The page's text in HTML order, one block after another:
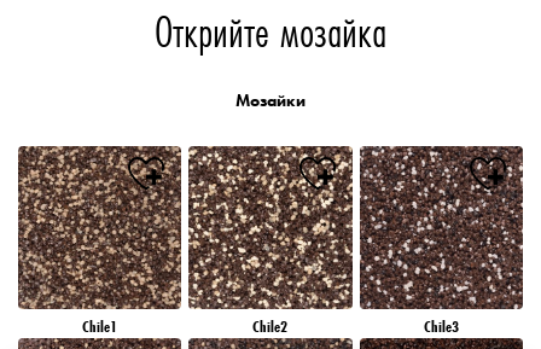
Открийте мозайка
Мозайки
Chile1 Chile2 Chile3